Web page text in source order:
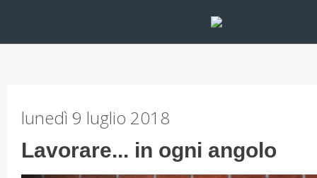
lunedì 9 luglio 2018
Lavorare... in ogni angolo